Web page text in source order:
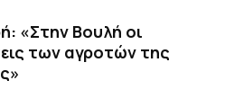
«Στην Βουλή οι
των αγροτών της